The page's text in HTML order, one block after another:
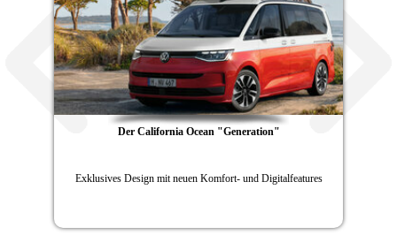
Der California Ocean "Generation"
Exklusives Design mit neuen Komfort- und Digitalfeatures